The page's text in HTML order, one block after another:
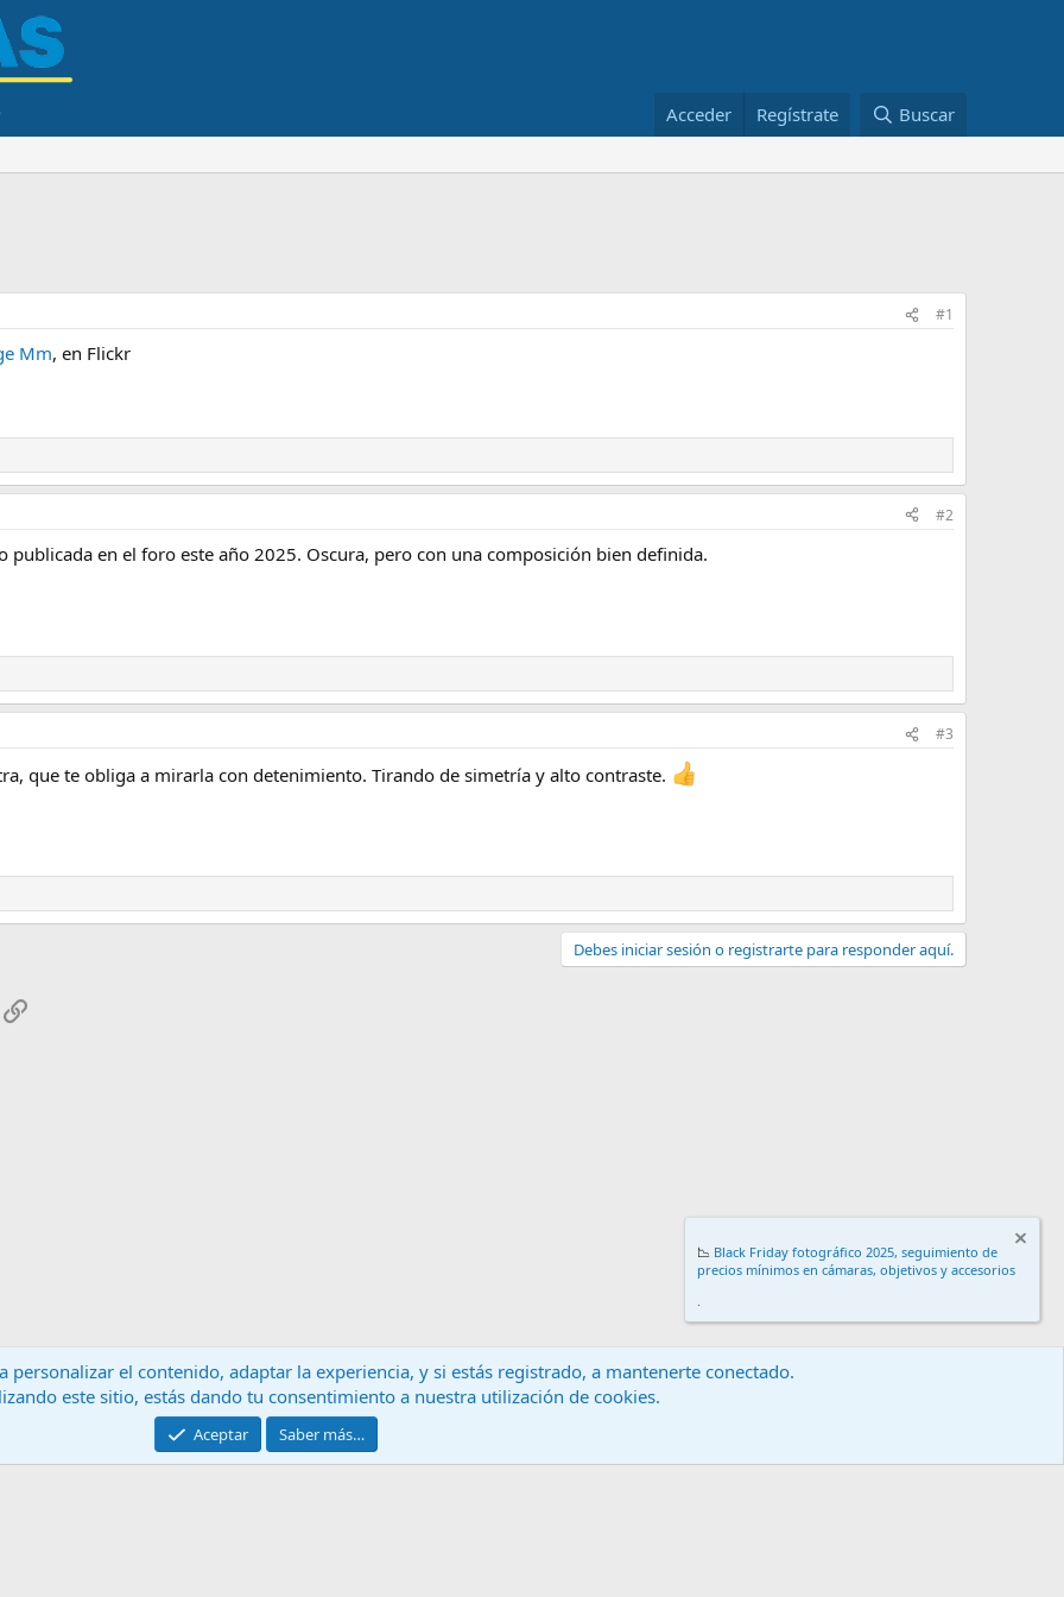
Acceder Regístrate Buscar
#1
Mm, en Flickr
#2
publicada en el foro este año 2025. Oscura, pero con una composición bien definida.
#3
que te obliga a mirarla con detenimiento. Tirando de simetría y alto contraste.
Debes iniciar sesión o registrarte para responder aquí.
Enlace
Contáctanos Términos y reglas
Community platform by XenForo® © 2010-2024 XenForo Ltd.
📉 Black Friday fotográfico 2025, seguimiento de
precios mínimos en cámaras, objetivos y accesorios
.
personalizar el contenido, adaptar la experiencia, y si estás registrado, a mantenerte conectado.
este sitio, estás dando tu consentimiento a nuestra utilización de cookies.
Aceptar Saber más…